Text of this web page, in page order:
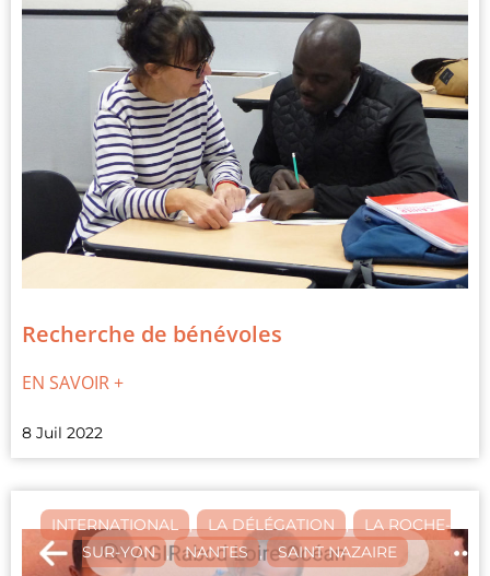
Recherche de bénévoles
EN SAVOIR +
8 Juil 2022
INTERNATIONAL , LA DÉLÉGATION , LA ROCHE-
SUR-YON
, NANTES , SAINT NAZAIRE